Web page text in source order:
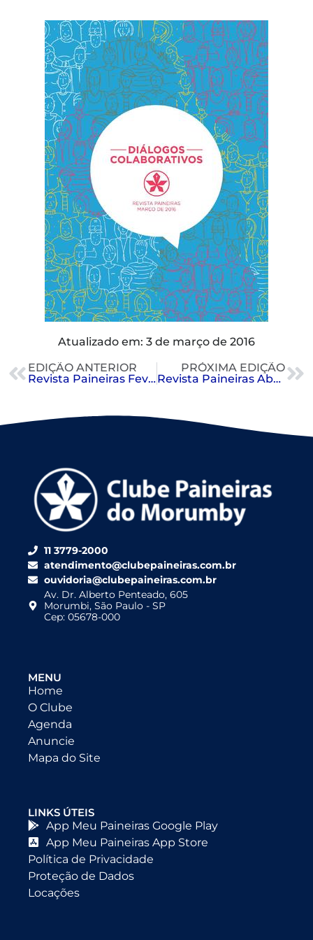
Atualizado em: 3 de março de 2016
EDIÇÃO ANTERIOR
Revista Paineiras Fevereiro 2016
PRÓXIMA EDIÇÃO
Revista Paineiras Abril 2016
11 3779-2000
atendimento@clubepaineiras.com.br
ouvidoria@clubepaineiras.com.br
Av. Dr. Alberto Penteado, 605
Morumbi, São Paulo - SP
Cep: 05678-000
MENU
Home
O Clube
Agenda
Anuncie
Mapa do Site
LINKS ÚTEIS
App Meu Paineiras Google Play
App Meu Paineiras App Store
Política de Privacidade
Proteção de Dados
Locações